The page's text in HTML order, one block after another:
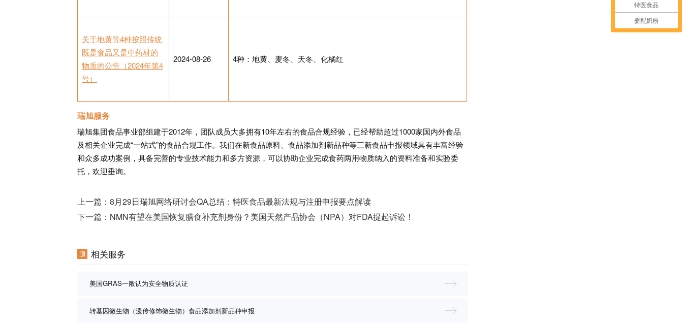
关于地黄等4种按照传统
既是食品又是中药材的
物质的公告（2024年第4
号）
2024-08-26 4种：地黄、麦冬、天冬、化橘红
瑞旭服务
瑞旭集团食品事业部组建于2012年，团队成员大多拥有10年左右的食品合规经验，已经帮助超过1000家国内外食品
及相关企业完成“一站式”的食品合规工作。我们在新食品原料、食品添加剂新品种等三新食品申报领域具有丰富经验
和众多成功案例，具备完善的专业技术能力和多方资源，可以协助企业完成食药两用物质纳入的资料准备和实验委
托，欢迎垂询。
上一篇： 8月29日瑞旭网络研讨会QA总结：特医食品最新法规与注册申报要点解读
下一篇： NMN有望在美国恢复膳食补充剂身份？美国天然产品协会（NPA）对FDA提起诉讼！
相关服务
美国GRAS一般认为安全物质认证
转基因微生物（遗传修饰微生物）食品添加剂新品种申报
特医食品
婴配奶粉